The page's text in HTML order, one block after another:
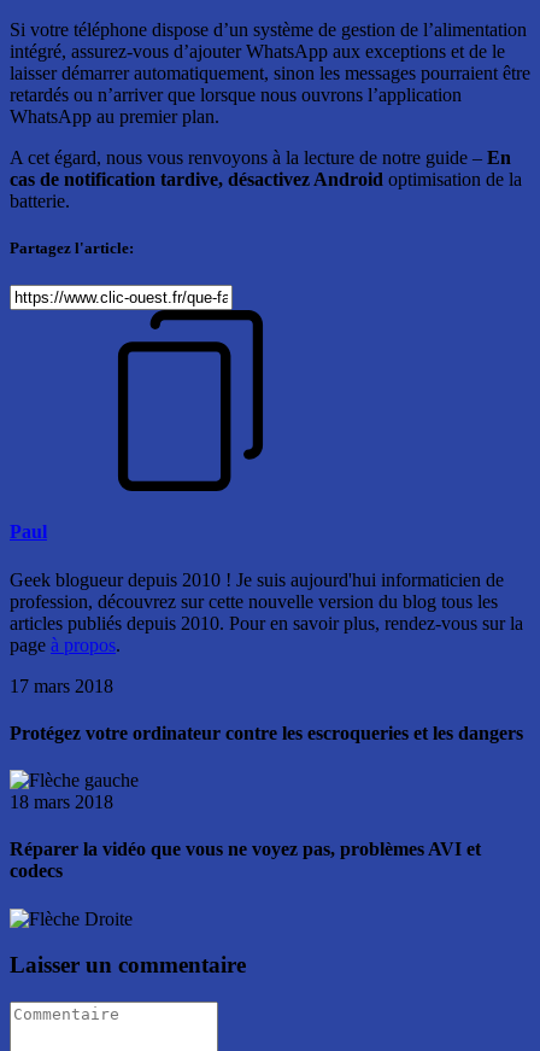
Si votre téléphone dispose d’un système de gestion de l’alimentation
intégré, assurez-vous d’ajouter WhatsApp aux exceptions et de le
laisser démarrer automatiquement, sinon les messages pourraient être
retardés ou n’arriver que lorsque nous ouvrons l’application
WhatsApp au premier plan.
A cet égard, nous vous renvoyons à la lecture de notre guide – En
cas de notification tardive, désactivez Android optimisation de la
batterie.
Partagez l'article:
Paul
Geek blogueur depuis 2010 ! Je suis aujourd'hui informaticien de
profession, découvrez sur cette nouvelle version du blog tous les
articles publiés depuis 2010. Pour en savoir plus, rendez-vous sur la
page à propos.
17 mars 2018
Protégez votre ordinateur contre les escroqueries et les dangers
18 mars 2018
Réparer la vidéo que vous ne voyez pas, problèmes AVI et
codecs
Laisser un commentaire